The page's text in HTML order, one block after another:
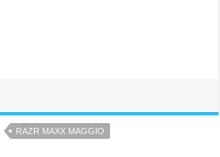
RAZR MAXX MAGGIO